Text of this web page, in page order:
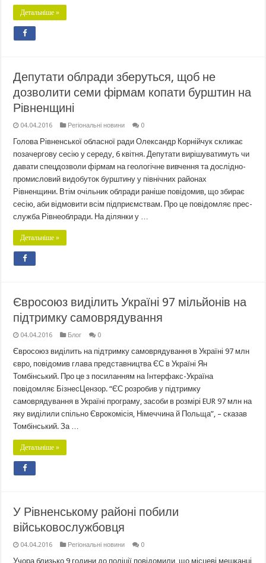
Детальніше »
Депутати облради зберуться, щоб не
дозволити семи фірмам копати бурштин на
Рівненщині
04.04.2016 Регіональні новини 0
Голова Рівненської обласної ради Олександр Корнійчук скликає
позачергову сесію у середу, 6 квітня. Депутати вирішуватимуть чи
давати спецдозволи фірмам на геологічне вивчення та дослідно-
промисловий видобуток бурштину у північних районах
Рівненщини. Втім очільник облради раніше повідомив, що збирає
сесію, аби відмовити всім підприємствам. Про це повідомляє прес-
служба Рівнеоблради. На ділянки у …
Детальніше »
Євросоюз виділить Україні 97 мільйонів на
підтримку самоврядування
04.04.2016 Блог 0
Євросоюз виділить на підтримку самоврядування в Україні 97 млн
євро, повідомив глава представництва ЄС в Україні Ян
Томбінський. Про це з посиланням на Інтерфакс-Україна
повідомляє БізнесЦензор. “ЄС розробив у підтримку
самоврядування в Україні програму, засоби в розмірі EUR 97 млн на
яку виділили спільно Єврокомісія, Німеччина й Польща”, – сказав
Томбінський. За …
Детальніше »
У Рівненському районі побили
військовослужбовця
04.04.2016 Регіональні новини 0
Учора близько 9 години до поліції повідомили, що місцеві мешканці